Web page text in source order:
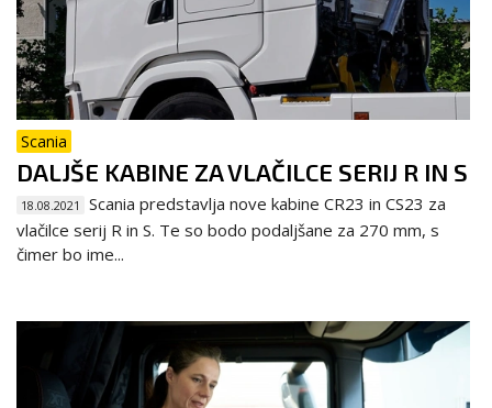
Scania
DALJŠE KABINE ZA VLAČILCE SERIJ R IN S
18.08.2021
Scania predstavlja nove kabine CR23 in CS23 za
vlačilce serij R in S. Te so bodo podaljšane za 270 mm, s
čimer bo ime...